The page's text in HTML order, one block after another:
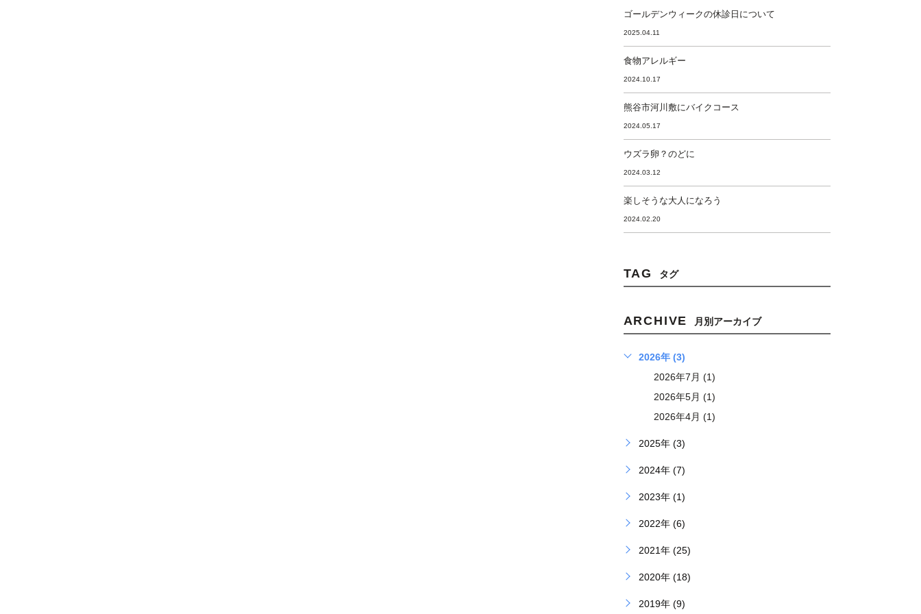
ゴールデンウィークの休診日について
2025.04.11
食物アレルギー
2024.10.17
熊谷市河川敷にバイクコース
2024.05.17
ウズラ卵？のどに
2024.03.12
楽しそうな大人になろう
2024.02.20
TAG タグ
ARCHIVE 月別アーカイブ
2026年 (3)
2026年7月 (1)
2026年5月 (1)
2026年4月 (1)
2025年 (3)
2024年 (7)
2023年 (1)
2022年 (6)
2021年 (25)
2020年 (18)
2019年 (9)